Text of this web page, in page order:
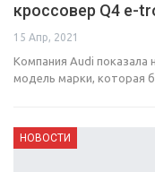
кроссовер Q4 e-
15 Апр, 2021
Компания Audi показала
модель марки, которая
НОВОСТИ